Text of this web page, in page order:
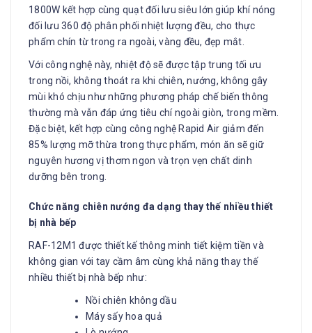
1800W kết hợp cùng quạt đối lưu siêu lớn giúp khí nóng
đối lưu 360 độ phân phối nhiệt lượng đều, cho thực
phẩm chín từ trong ra ngoài, vàng đều, đẹp mắt.
Với công nghệ này, nhiệt độ sẽ được tập trung tối ưu
trong nồi, không thoát ra khi chiên, nướng, không gây
mùi khó chịu như những phương pháp chế biến thông
thường mà vẫn đáp ứng tiêu chí ngoài giòn, trong mềm.
Đặc biệt, kết hợp cùng công nghệ Rapid Air giảm đến
85% lượng mỡ thừa trong thực phẩm, món ăn sẽ giữ
nguyên hương vị thơm ngon và trọn vẹn chất dinh
dưỡng bên trong.
Chức năng chiên nướng đa dạng thay thế nhiều thiết
bị nhà bếp
RAF-12M1 được thiết kế thông minh tiết kiệm tiền và
không gian với tay cầm âm cùng khả năng thay thế
nhiều thiết bị nhà bếp như:
Nồi chiên không dầu
Máy sấy hoa quả